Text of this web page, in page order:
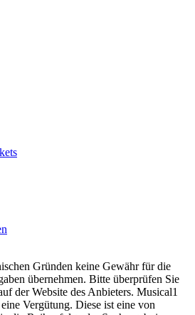
Gründen keine Gewähr für die
übernehmen. Bitte überprüfen Sie
der Website des Anbieters. Musical1
Vergütung. Diese ist eine von